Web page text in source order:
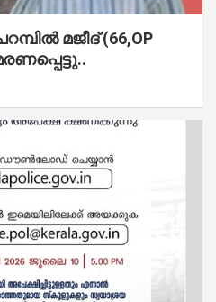
മജീദ് (66,OP